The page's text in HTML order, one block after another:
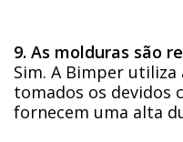
9. As molduras são
Sim. A Bimper
tomados os devidos
fornecem uma alta